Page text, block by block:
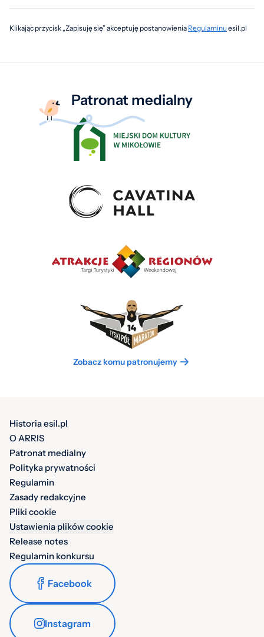
Klikając przycisk „Zapisuję się” akceptuję postanowienia Regulaminuesil.pl
Patronat medialny
Zobacz komu patronujemy
Historia esil.pl
O ARRIS
Patronat medialny
Polityka prywatności
Regulamin
Zasady redakcyjne
Pliki cookie
Ustawienia plików cookie
Release notes
Regulamin konkursu
Facebook
Instagram